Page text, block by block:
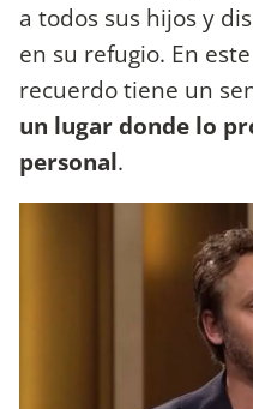
a todos sus hijos y
en su refugio. En
recuerdo tiene un
un lugar donde lo
personal.